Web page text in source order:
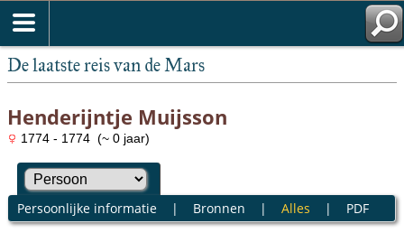
De laatste reis van de Mars
Henderijntje Muijsson
1774 - 1774 (~ 0 jaar)
Persoonlijke informatie| Bronnen | Alles | PDF